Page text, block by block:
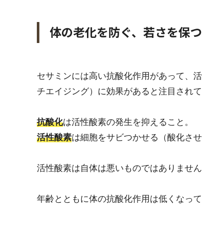
体の老化を防ぐ、若さを保
セサミンには高い抗酸化作用があって、
チエイジング）に効果があると注目されて
抗酸化は活性酸素の発生を抑えること。
活性酸素は細胞をサビつかせる（酸化さ
活性酸素は自体は悪いものではありませ
年齢とともに体の抗酸化作用は低くなっ